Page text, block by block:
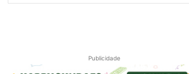
Publicidade